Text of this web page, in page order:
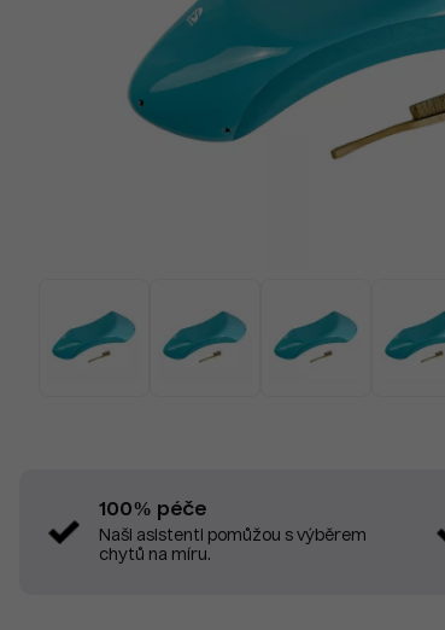
100% péče
Naši asistenti pomůžou s výběrem
chytů na míru.